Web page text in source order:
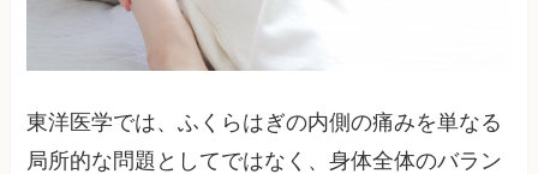
東洋医学では、ふくらはぎの内側の痛みを単なる
局所的な問題としてではなく、身体全体のバラン